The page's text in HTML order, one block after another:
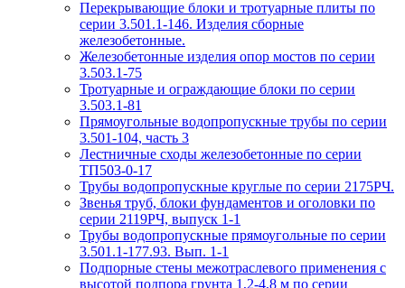
Перекрывающие блоки и тротуарные плиты по
серии 3.501.1-146. Изделия сборные
железобетонные.
Железобетонные изделия опор мостов по серии
3.503.1-75
Тротуарные и ограждающие блоки по серии
3.503.1-81
Прямоугольные водопропускные трубы по серии
3.501-104, часть 3
Лестничные сходы железобетонные по серии
ТП503-0-17
Трубы водопропускные круглые по серии 2175РЧ.
Звенья труб, блоки фундаментов и оголовки по
серии 2119РЧ, выпуск 1-1
Трубы водопропускные прямоугольные по серии
3.501.1-177.93. Вып. 1-1
Подпорные стены межотраслевого применения с
высотой подпора грунта 1,2-4,8 м по серии